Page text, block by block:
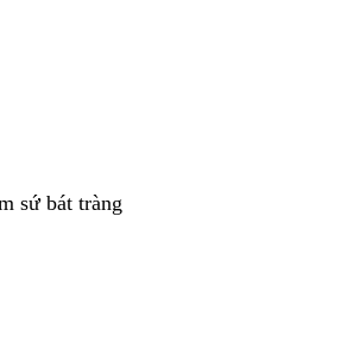
sứ bát tràng